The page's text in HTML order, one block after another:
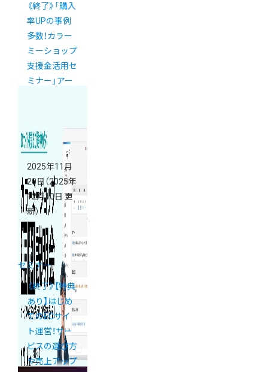
《終了》「購入
率UPの事例
多数！カラー
ミーショップ
支援金活用セ
ミナー」アー
2025年11月
20日 （2025年
12月10日 更
新）
セミナー
《終了》【特典
あり】はじめ
てのECサイ
ト運営！サー
ビスの選び方
や売上アップ